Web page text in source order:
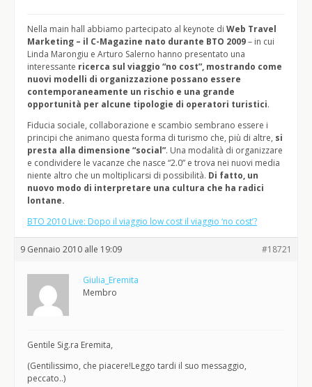
Nella main hall abbiamo partecipato al keynote di Web Travel
Marketing – il C-Magazine nato durante BTO 2009– in cui
Linda Marongiu e Arturo Salerno hanno presentato una
interessante ricerca sul viaggio “no cost”, mostrando come
nuovi modelli di organizzazione possano essere
contemporaneamente un rischio e una grande
opportunità per alcune tipologie di operatori turistici.
Fiducia sociale, collaborazione e scambio sembrano essere i
principi che animano questa forma di turismo che, più di altre, si
presta alla dimensione “social”. Una modalità di organizzare
e condividere le vacanze che nasce “2.0” e trova nei nuovi media
niente altro che un moltiplicarsi di possibilità. Di fatto, un
nuovo modo di interpretare una cultura che ha radici
lontane.
BTO 2010 Live: Dopo il viaggio low cost il viaggio ‘no cost’?
9 Gennaio 2010 alle 19:09 #18721
Giulia_Eremita
Membro
Gentile Sig.ra Eremita,
(Gentilissimo, che piacere!Leggo tardi il suo messaggio,
peccato..)